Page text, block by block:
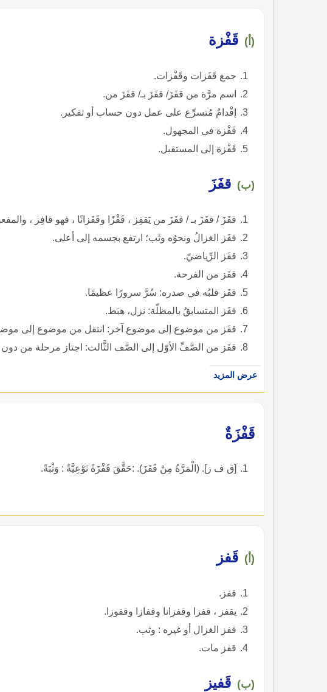
(أ) قَفْزة
جمع قَفَزات وقَفْزات.
اسم مرَّة من قفَزَ/ قفَزَ بـ/ قفَزَ من.
إقْدامٌ مُتسرِّع على عمل دون حساب أو تفكير.
قَفْزة في المجهول.
قَفْزة إلى المستقبل.
(ب) قفَزَ
قفَزَ / قفَزَ بـ / قفَزَ من يَقفِز ، قَفْزًا وقَفَزانًا ، فهو قافِز ،
قفَز الغزالُ ونحوُه وثَب؛ ارتفع بجسمه إلى أعلى.
قفَز الرِّياضيّ.
قفَز من الفرحة.
قفَز قلبُه في صدره: سُرَّ سرورًا عظيمًا.
قفَز المتسابقُ بالمظلّة: نزل، هبَط.
قفَز من موضوع إلى موضوع آخر: انتقل من موضوع إلى
قفَز من الصَّفِّ الأوّل إلى الصَّف الثَّالث: اجتاز مرحلة من
عرض المزيد
قَفْزَةٌ
[ق ف ز]. (الْمَرَّةُ مِنْ قَفَزَ). :حَقَّقَ قَفْزَةً نَوْعِيَّةً : وَثْبَةً.
(أ) قَفز
قفز.
يقفز ، قفزا وقفزانا وقفازا وقفوزا.
قفز الغزال أو غيره : وثب.
قفز مات.
(ب) قَفيز